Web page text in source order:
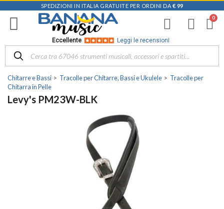
SPEDIZIONI IN ITALIA GRATUITE PER ORDINI DA € 99
Eccellente Leggi le recensioni
Chitarre e Bassi Tracolle per Chitarre, Bassi e Ukulele
Tracolle per
Chitarra in Pelle
Levy's PM23W-BLK